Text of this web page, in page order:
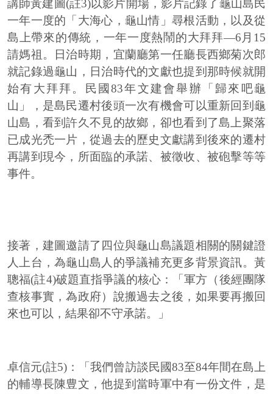
講師黃建圖(註3)以影片開場，影片記錄了龜山島民
一年一度的「大海心，龜山情」尋根活動，以及從
島上帶來的傳統，一年一度熱鬧的大拜拜—6月15
請媽祖。日治時期，宜蘭廳第一任廳長西鄉菊次郎
就記錄過龜山，日治時代的文獻也提到那時候就開
始有大拜拜。民國83年文建會舉辦「歸來吧龜
山」，是島民遷村後頭一次有機會可以重新回到龜
山島，看到許久不見的故鄉，卻也看到了島上聚落
已成光禿一片，從過去的歷史文獻講到後來的遷村
再講到現今，所面臨的承諾、被徵收、被砲擊等等
事件。
接著，建圖邀請了四位與龜山島議題相關的關鍵證
人上台，為龜山島人的爭議補充更多背景資訊。黃
聰福(註4)破題直指爭議的核心：「軍方（後經團隊
查核事實，為政府）說搬過去之後，如果要再搬回
來也可以，結果卻不守承諾。」
卓信元(註5)：「我們曾訪談民國83至84年間在島上
的輔導長陳豊文，他提到當時軍中有一份文件，是